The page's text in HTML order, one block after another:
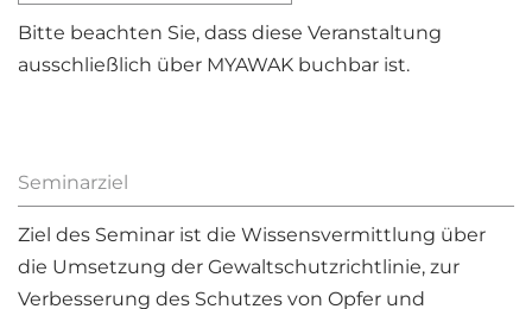
Bitte beachten Sie, dass diese Veranstaltung
ausschließlich über MYAWAK buchbar ist.
Seminarziel
Ziel des Seminar ist die Wissensvermittlung über
die Umsetzung der Gewaltschutzrichtlinie, zur
Verbesserung des Schutzes von Opfer und